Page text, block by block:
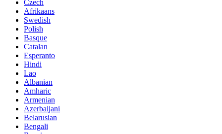
Czech
Afrikaans
Swedish
Polish
Basque
Catalan
Esperanto
Hindi
Lao
Albanian
Amharic
Armenian
Azerbaijani
Belarusian
Bengali